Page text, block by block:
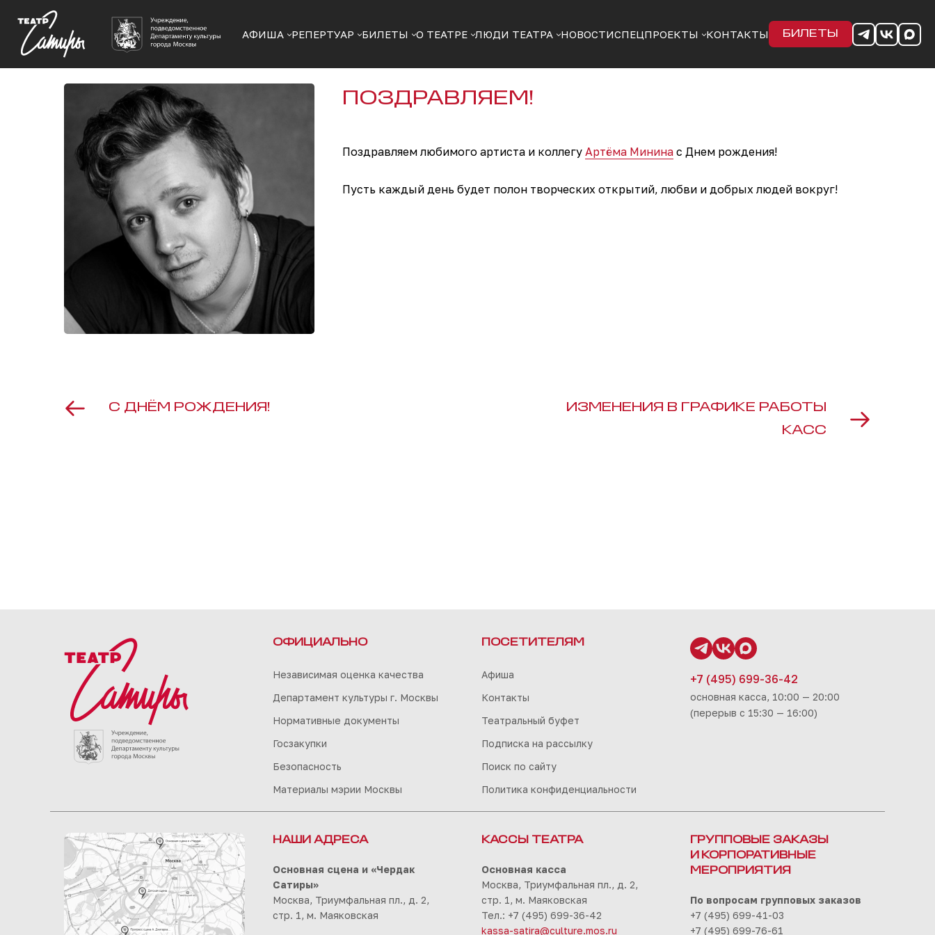
АФИША РЕПЕРТУАР БИЛЕТЫ О ТЕАТРЕ ЛЮДИ ТЕАТРА НОВОСТИСПЕЦПРОЕКТЫ КОНТАКТЫ БИЛЕТЫ
ПОЗДРАВЛЯЕМ!
Поздравляем любимого артиста и коллегу Артёма Минина с Днем рождения!
Пусть каждый день будет полон творческих открытий, любви и добрых людей вокруг!
С ДНЁМ РОЖДЕНИЯ!
ИЗМЕНЕНИЯ В ГРАФИКЕ РАБОТЫ
КАСС
ОФИЦИАЛЬНО
Независимая оценка качества
Департамент культуры г. Москвы
Нормативные документы
Госзакупки
Безопасность
Материалы мэрии Москвы
ПОСЕТИТЕЛЯМ
Афиша
Контакты
Театральный буфет
Подписка на рассылку
Поиск по сайту
Политика конфиденциальности
+7 (495) 699-36-42
основная касса, 10:00 — 20:00
(перерыв с 15:30 — 16:00)
НАШИ АДРЕСА
Основная сцена и «Чердак
Сатиры»
Москва, Триумфальная пл., д. 2,
стр. 1, м. Маяковская
КАССЫ ТЕАТРА
Основная касса
Москва, Триумфальная пл., д. 2,
стр. 1, м. Маяковская
Тел.: +7 (495) 699-36-42
kassa-satira@culture.mos.ru
ГРУППОВЫЕ ЗАКАЗЫ
И КОРПОРАТИВНЫЕ
МЕРОПРИЯТИЯ
По вопросам групповых заказов
+7 (495) 699-41-03
+7 (495) 699-76-61